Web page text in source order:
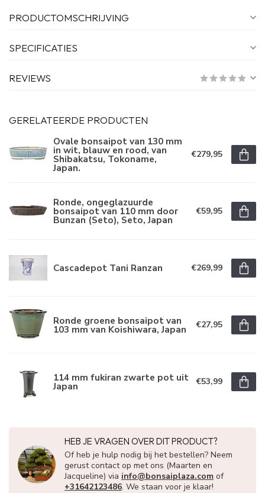
PRODUCTOMSCHRIJVING
SPECIFICATIES
REVIEWS
GERELATEERDE PRODUCTEN
Ovale bonsaipot van 130 mm
in wit, blauw en rood, van
Shibakatsu, Tokoname,
Japan.
€279,95
Ronde, ongeglazuurde
bonsaipot van 110 mm door
Bunzan (Seto), Seto, Japan
€59,95
Cascadepot Tani Ranzan €269,99
Ronde groene bonsaipot van
103 mm van Koishiwara, Japan €27,95
114 mm fukiran zwarte pot uit
Japan €53,99
HEB JE VRAGEN OVER DIT PRODUCT?
Of heb je hulp nodig bij het bestellen? Neem
gerust contact op met ons (Maarten en
Jacqueline) via info@bonsaiplaza.com of
+31642123486. We staan voor je klaar!